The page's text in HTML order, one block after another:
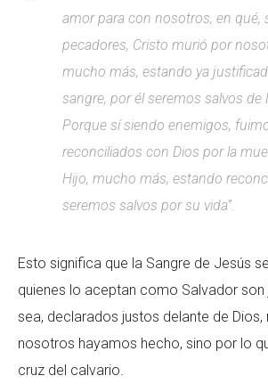
amor para con nosotros, en qué,
pecadores, Cristo murió por
mucho más, estando ya
sangre, por él seremos salvos de
Porque sí siendo enemigos,
reconciliados con Dios por la
Hijo, mucho más, estando
seremos salvos por su vida”.
Esto significa que la Sangre de Jesús
quienes lo aceptan como Salvador
sea, declarados justos delante de Dios,
nosotros hayamos hecho, sino por lo
cruz del calvario.